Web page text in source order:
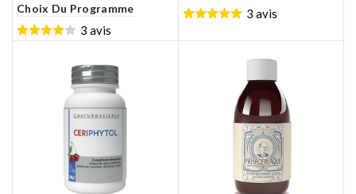
Choix Du Programme
3 avis
3 avis